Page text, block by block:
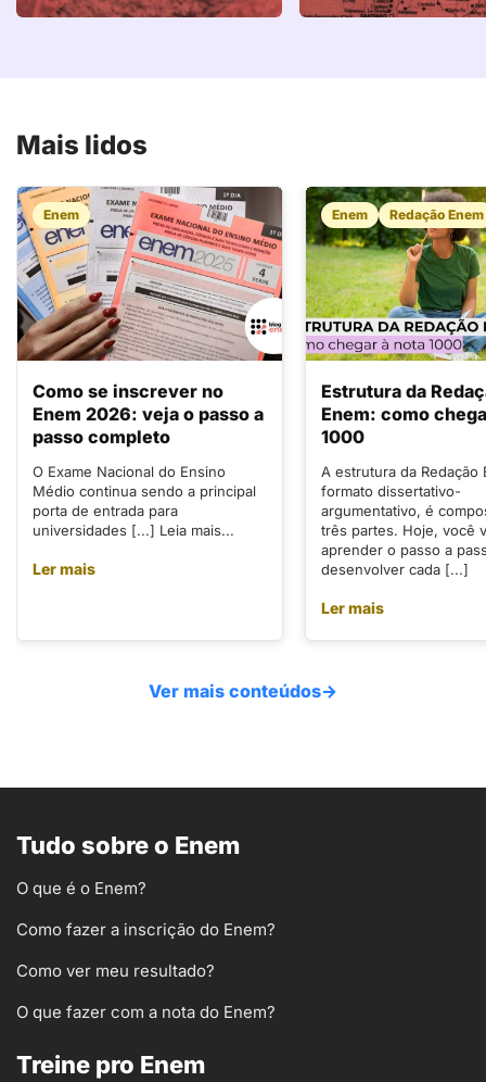
Mais lidos
Enem
Como se inscrever no
Enem 2026: veja o passo a
passo completo
O Exame Nacional do Ensino
Médio continua sendo a principal
porta de entrada para
universidades [...] Leia mais...
Ler mais
Enem Redação Enem
Estrutura da
Enem: como
1000
A estrutura da Redação
formato dissertativo-
argumentativo, é
três partes. Hoje, você
aprender o passo a
desenvolver cada [...]
Ler mais
Ver mais conteúdos→
Tudo sobre o Enem
O que é o Enem?
Como fazer a inscrição do Enem?
Como ver meu resultado?
O que fazer com a nota do Enem?
Treine pro Enem